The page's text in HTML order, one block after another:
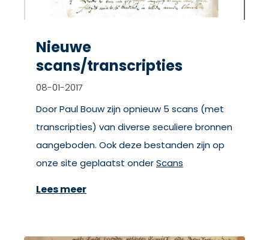
Nieuwe
scans/transcripties
08-01-2017
Door Paul Bouw zijn opnieuw 5 scans (met
transcripties) van diverse seculiere bronnen
aangeboden. Ook deze bestanden zijn op
onze site geplaatst onderScans
Lees meer